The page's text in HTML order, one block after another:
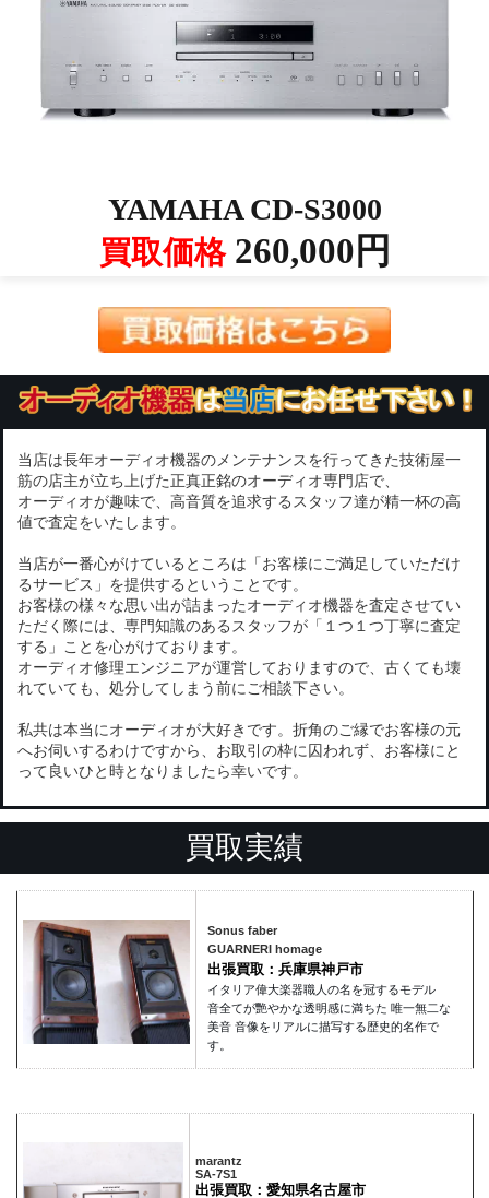
YAMAHA CD-S3000
買取価格260,000円
当店は長年オーディオ機器のメンテナンスを行ってきた技術屋一
筋の店主が立ち上げた正真正銘のオーディオ専門店で、
オーディオが趣味で、高音質を追求するスタッフ達が精一杯の高
値で査定をいたします。
当店が一番心がけているところは「お客様にご満足していただけ
るサービス」を提供するということです。
お客様の様々な思い出が詰まったオーディオ機器を査定させてい
ただく際には、専門知識のあるスタッフが「１つ１つ丁寧に査定
する」ことを心がけております。
オーディオ修理エンジニアが運営しておりますので、古くても壊
れていても、処分してしまう前にご相談下さい。
私共は本当にオーディオが大好きです。折角のご縁でお客様の元
へお伺いするわけですから、お取引の枠に囚われず、お客様にと
って良いひと時となりましたら幸いです。
買取実績
Sonus faber
GUARNERI homage
出張買取：兵庫県神戸市
イタリア偉大楽器職人の名を冠するモデル
音全てが艷やかな透明感に満ちた 唯一無二な
美音 音像をリアルに描写する歴史的名作で
す。
marantz
SA-7S1
出張買取：愛知県名古屋市